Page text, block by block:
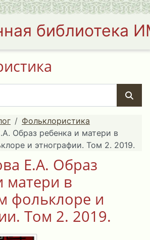
библиотека
Фольклористика
Образ ребенка и матери в
и этнографии. Том 2. 2019.
Е.А. Образ
матери в
фольклоре и
Том 2. 2019.